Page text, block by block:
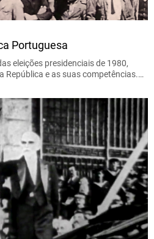
Portuguesa
eleições presidenciais de 1980,
República e as suas competências.…